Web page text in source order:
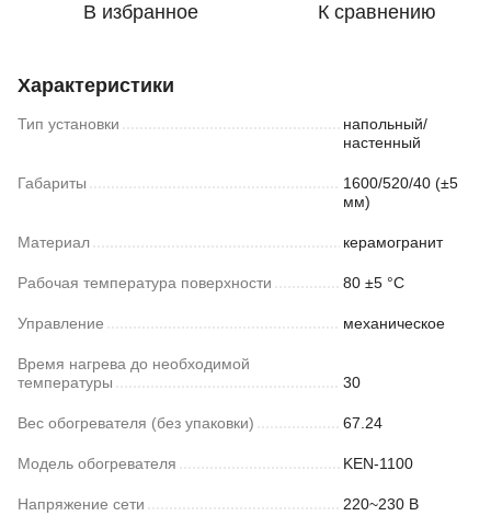
В избранное К сравнению
Характеристики
Тип установки
напольный/
настенный
Габариты
1600/520/40 (±5
мм)
Материал керамогранит
Рабочая температура поверхности 80 ±5 °С
Управление механическое
Время нагрева до необходимой
температуры
30
Вес обогревателя (без упаковки) 67.24
Модель обогревателя KEN-1100
Напряжение сети 220~230 В